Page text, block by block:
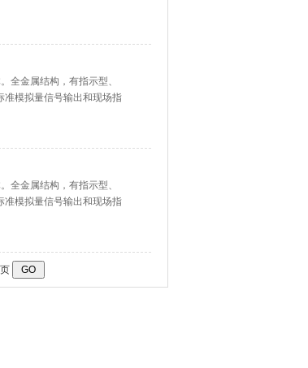
滤器和特殊规格品种。广
，及各种介质条件的流量
全金属结构，有指示型、
准模拟量信号输出和现场指
滤器和特殊规格品种。广
，及各种介质条件的流量
全金属结构，有指示型、
准模拟量信号输出和现场指
滤器和特殊规格品种。广
，及各种介质条件的流量
页